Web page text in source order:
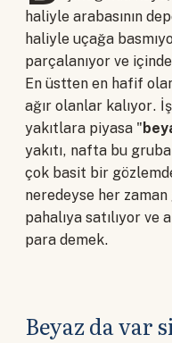
haliyle arabasının
haliyle uçağa
parçalanıyor ve
En üstten en hafif
ağır olanlar kalıyor.
yakıtlara piyasa "
yakıtı, nafta bu
çok basit bir
neredeyse her
pahalıya satılıyor
para demek.
Beyaz da var